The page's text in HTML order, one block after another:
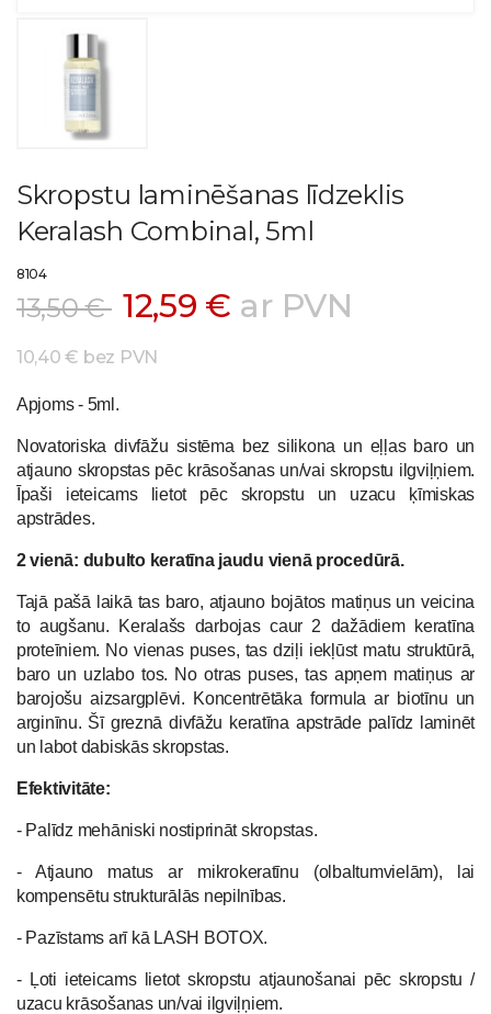
Skropstu laminēšanas līdzeklis
Keralash Combinal, 5ml
8104
13,50 € 12,59 € ar PVN
10,40 € bez PVN
Apjoms - 5ml.
Novatoriska divfāžu sistēma bez silikona un eļļas baro un
atjauno skropstas pēc krāsošanas un/vai skropstu ilgviļņiem.
Īpaši ieteicams lietot pēc skropstu un uzacu ķīmiskas
apstrādes.
2 vienā: dubulto keratīna jaudu vienā procedūrā.
Tajā pašā laikā tas baro, atjauno bojātos matiņus un veicina
to augšanu. Keralašs darbojas caur 2 dažādiem keratīna
proteīniem. No vienas puses, tas dziļi iekļūst matu struktūrā,
baro un uzlabo tos. No otras puses, tas apņem matiņus ar
barojošu aizsargplēvi. Koncentrētāka formula ar biotīnu un
arginīnu. Šī greznā divfāžu keratīna apstrāde palīdz laminēt
un labot dabiskās skropstas.
Efektivitāte:
- Palīdz mehāniski nostiprināt skropstas.
- Atjauno matus ar mikrokeratīnu (olbaltumvielām), lai
kompensētu strukturālās nepilnības.
- Pazīstams arī kā LASH BOTOX.
- Ļoti ieteicams lietot skropstu atjaunošanai pēc skropstu /
uzacu krāsošanas un/vai ilgviļņiem.